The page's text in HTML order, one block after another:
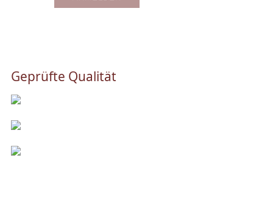
Geprüfte Qualität